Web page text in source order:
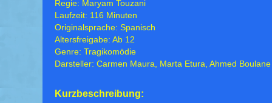
Regie: Maryam Touzani
Laufzeit: 116 Minuten
Originalsprache: Spanisch
Altersfreigabe: Ab 12
Genre: Tragikomödie
Darsteller: Carmen Maura, Marta Etura, Ahmed Boulane
Kurzbeschreibung: